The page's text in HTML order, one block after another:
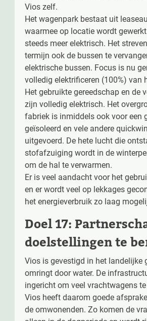
Vios zelf.
Het wagenpark bestaat uit
waarmee op locatie wordt
steeds meer elektrisch. Het
termijn ook de bussen te
elektrische bussen. Focus is nu
volledig elektrificeren (100%) van
Het gebruikte gereedschap en de
zijn volledig elektrisch. Het
fabriek is inmiddels ook voor een
geïsoleerd en vele andere
uitgevoerd. De hete lucht die
stofafzuiging wordt in de
om de hal te verwarmen.
Er is veel aandacht voor het
en er wordt veel op lekkages
het energieverbruik zo laag
Doel 17:
doelstellingen te
Vios is gevestigd in het landelijke
omringt door water. De
ingericht om veel vrachtwagens
Vios heeft daarom goede
de omwonenden. Zo komen de